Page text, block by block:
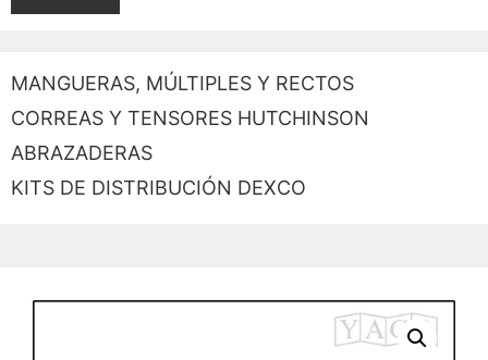
MANGUERAS, MÚLTIPLES Y RECTOS
CORREAS Y TENSORES HUTCHINSON
ABRAZADERAS
KITS DE DISTRIBUCIÓN DEXCO